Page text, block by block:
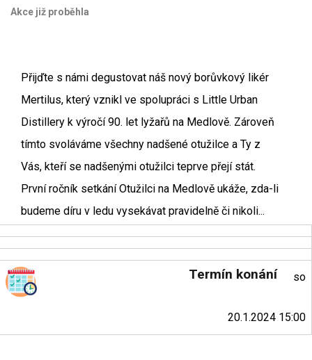
Akce již proběhla
Přijďte s námi degustovat náš nový borůvkový likér
Mertilus, který vznikl ve spolupráci s Little Urban
Distillery k výročí 90. let lyžařů na Medlově. Zároveň
tímto svoláváme všechny nadšené otužilce a Ty z
Vás, kteří se nadšenými otužilci teprve přejí stát.
První ročník setkání Otužilci na Medlově ukáže, zda-li
budeme díru v ledu vysekávat pravidelně či nikoli...
Termín konání so
20.1.2024 15:00